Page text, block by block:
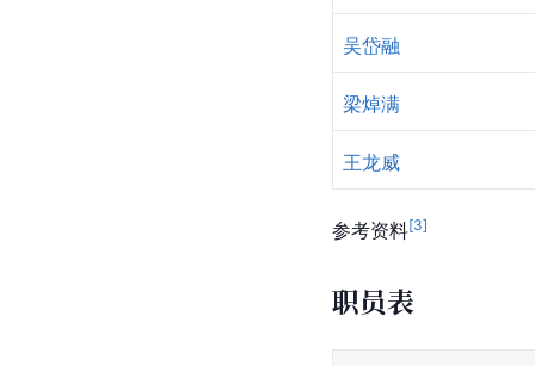
吴岱融
梁焯满
王龙威
参考资料[3]
职员表